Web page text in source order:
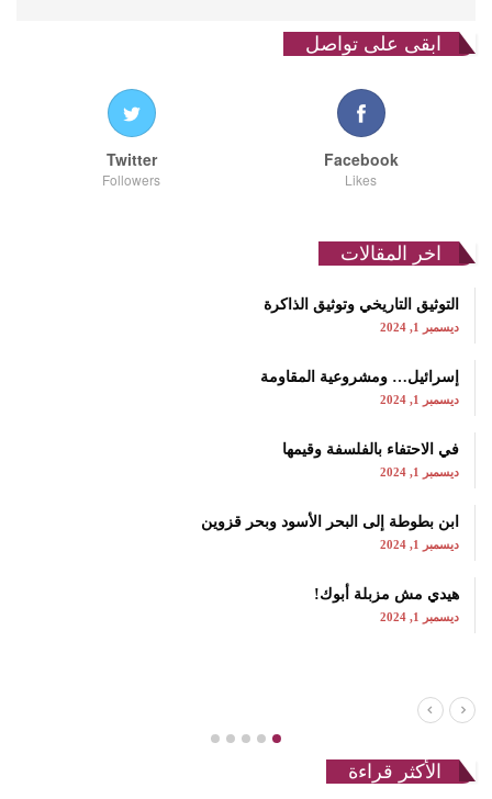
ابقى على تواصل
Facebook
Likes
Twitter
Followers
اخر المقالات
التوثيق التاريخي وتوثيق الذاكرة
ديسمبر 1, 2024
إسرائيل… ومشروعية المقاومة
ديسمبر 1, 2024
في الاحتفاء بالفلسفة وقيمها
ديسمبر 1, 2024
ابن بطوطة إلى البحر الأسود وبحر قزوين
ديسمبر 1, 2024
هيدي مش مزبلة أبوك!
ديسمبر 1, 2024
الأكثر قراءة